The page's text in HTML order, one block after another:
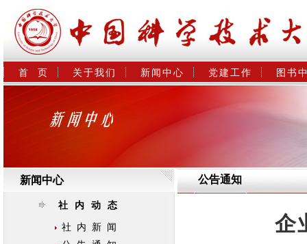
首  页 关于我们 新闻中心 党建工作 图书
新闻中心
社内动态
社内新闻
公告通知
企